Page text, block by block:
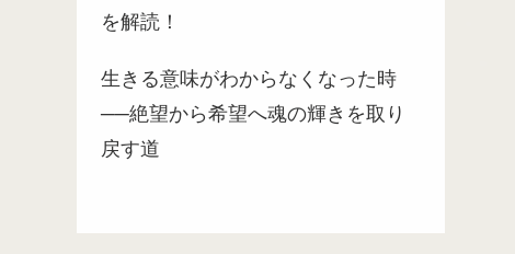
を解読！
生きる意味がわからなくなった時
──絶望から希望へ魂の輝きを取り
戻す道